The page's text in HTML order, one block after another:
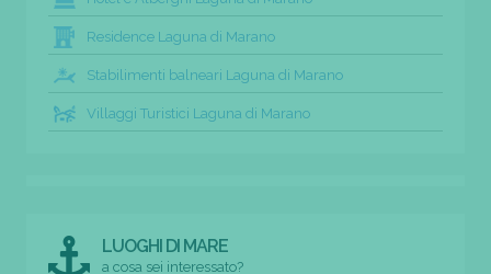
Residence Laguna di Marano
Stabilimenti balneari Laguna di Marano
Villaggi Turistici Laguna di Marano
LUOGHI DI MARE
a cosa sei interessato?